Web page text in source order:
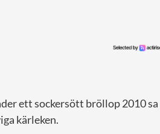
ett sockersött bröllop 2010 sa
kärleken.